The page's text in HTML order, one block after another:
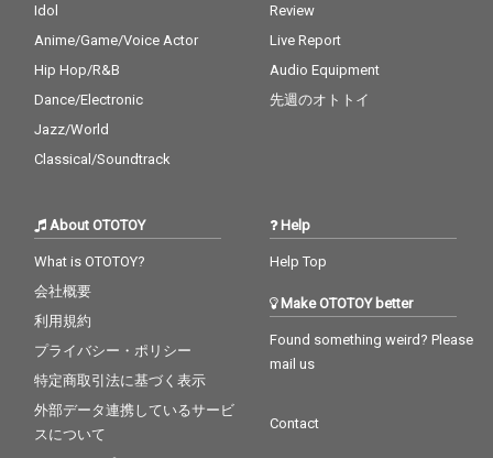
Idol
Anime/Game/Voice Actor
Hip Hop/R&B
Dance/Electronic
Jazz/World
Classical/Soundtrack
Review
Live Report
Audio Equipment
先週のオトトイ
About OTOTOY
What is OTOTOY?
会社概要
利用規約
プライバシー・ポリシー
特定商取引法に基づく表示
外部データ連携しているサービ
スについて
Help
Help Top
Make OTOTOY better
Found something weird? Please
mail us
Contact